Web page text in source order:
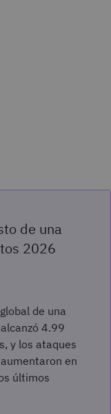
de una
2026
de una
4.99
y los ataques
en
últimos